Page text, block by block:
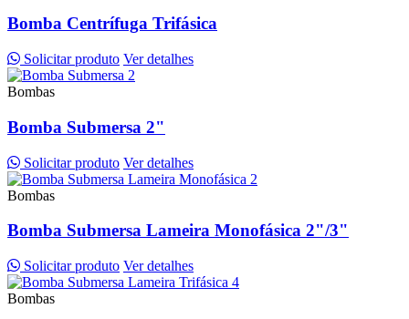
Bomba Centrífuga Trifásica
Solicitar produto Ver detalhes
Bombas
Bomba Submersa 2"
Solicitar produto Ver detalhes
Bombas
Bomba Submersa Lameira Monofásica 2"/3"
Solicitar produto Ver detalhes
Bombas